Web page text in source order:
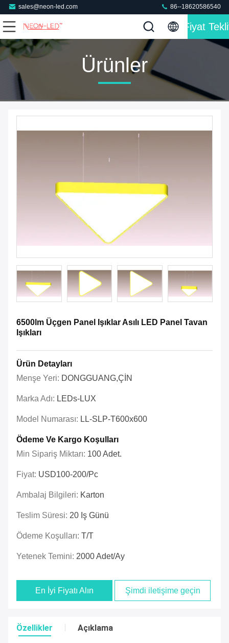
sales@neon-led.com 86--18620586540
Fiyat
Ürünler
6500lm Üçgen Panel Işıklar Asılı LED Panel Tavan
Işıkları
Ürün Detayları
Menşe Yeri: DONGGUANG,ÇİN
Marka Adı: LEDs-LUX
Model Numarası: LL-SLP-T600x600
Ödeme Ve Kargo Koşulları
Min Sipariş Miktarı: 100 Adet.
Fiyat: USD100-200/pc
Ambalaj Bilgileri: Karton
Teslim Süresi: 20 Iş Günü
Ödeme Koşulları: T/T
Yetenek Temini: 2000 Adet/ay
En İyi Fiyatı Alın Şimdi iletişime geçin
Özellikler Açıklama